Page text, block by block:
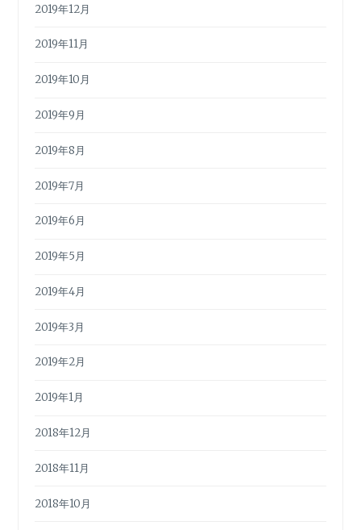
2019年12月
2019年11月
2019年10月
2019年9月
2019年8月
2019年7月
2019年6月
2019年5月
2019年4月
2019年3月
2019年2月
2019年1月
2018年12月
2018年11月
2018年10月